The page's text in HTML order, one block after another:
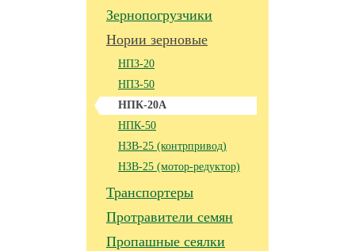
Зернопогрузчики
Нории зерновые
НПЗ-20
НПЗ-50
НПК-20А
НПК-50
НЗВ-25 (контрпривод)
НЗВ-25 (мотор-редуктор)
Транспортеры
Протравители семян
Пропашные сеялки